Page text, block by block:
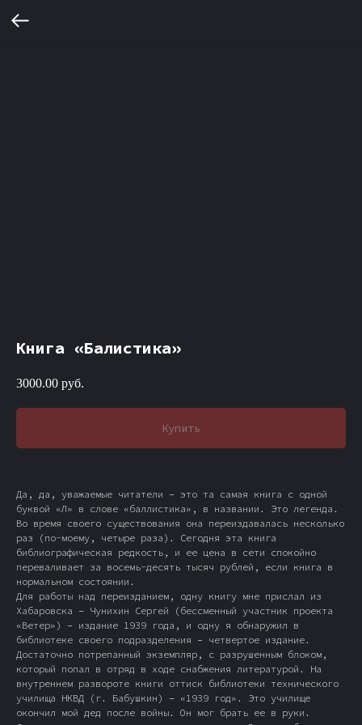
Книга «Балистика»
3000.00 руб.
Купить
Да, да, уважаемые читатели – это та самая книга с одной
буквой «Л» в слове «баллистика», в названии. Это легенда.
Во время своего существования она переиздавалась несколько
раз (по-моему, четыре раза). Сегодня эта книга
библиографическая редкость, и ее цена в сети спокойно
переваливает за восемь-десять тысяч рублей, если книга в
нормальном состоянии.
Для работы над переизданием, одну книгу мне прислал из
Хабаровска – Чунихин Сергей (бессменный участник проекта
«Ветер») – издание 1939 года, и одну я обнаружил в
библиотеке своего подразделения – четвертое издание.
Достаточно потрепанный экземпляр, с разрушенным блоком,
который попал в отряд в ходе снабжения литературой. На
внутреннем развороте книги оттиск библиотеки технического
училища НКВД (г. Бабушкин) – «1939 год». Это училище
окончил мой дед после войны. Он мог брать ее в руки.